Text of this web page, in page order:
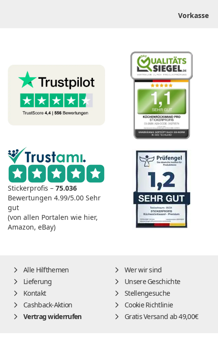
Vorkasse
Stickerprofis – 75.036
Bewertungen 4.99/5.00 Sehr
gut
(von allen Portalen wie hier,
Amazon, eBay)
Alle Hilfthemen
Wer wir sind
Lieferung
Unsere Geschichte
Kontakt
Stellengesuche
Cashback-Aktion
Cookie Richtlinie
Vertrag widerrufen
Gratis Versand ab 49,00€